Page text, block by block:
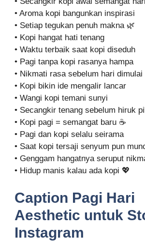
• Aroma kopi bangunkan inspirasi
• Setiap tegukan penuh makna 🌿
• Kopi hangat hati tenang
• Waktu terbaik saat kopi diseduh
• Pagi tanpa kopi rasanya hampa
• Nikmati rasa sebelum hari dimulai
• Kopi bikin ide mengalir lancar
• Wangi kopi temani sunyi
• Secangkir tenang sebelum hiruk
• Kopi pagi = semangat baru ☕
• Pagi dan kopi selalu seirama
• Saat kopi tersaji senyum pun
• Genggam hangatnya seruput
• Hidup manis kalau ada kopi 💖
Caption Pagi Hari
Aesthetic untuk
Instagram